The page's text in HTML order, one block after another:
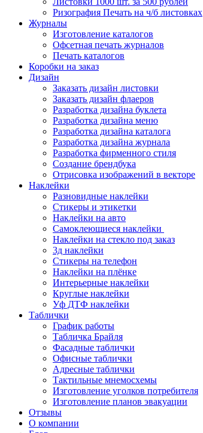
Ризография Печать на ч/б листовках
Журналы
Изготовление каталогов
Офсетная печать журналов
Печать каталогов
Коробки на заказ
Дизайн
Заказать дизайн листовки
Заказать дизайн флаеров
Разработка дизайна буклета
Разработка дизайна меню
Разработка дизайна каталога
Разработка дизайна журнала
Разработка фирменного стиля
Создание брендбука
Отрисовка изображений в векторе
Наклейки
Разновидные наклейки
Стикеры и этикетки
Наклейки на авто
Самоклеющиеся наклейки
Наклейки на стекло под заказ
3д наклейки
Cтикеры на телефон
Наклейки на плёнке
Интерьерные наклейки
Круглые наклейки
Уф ДТФ наклейки
Таблички
График работы
Табличка Брайля
Фасадные таблички
Офисные таблички
Адресные таблички
Тактильные мнемосхемы
Изготовление уголков потребителя
Изготовление планов эвакуации
Отзывы
О компании